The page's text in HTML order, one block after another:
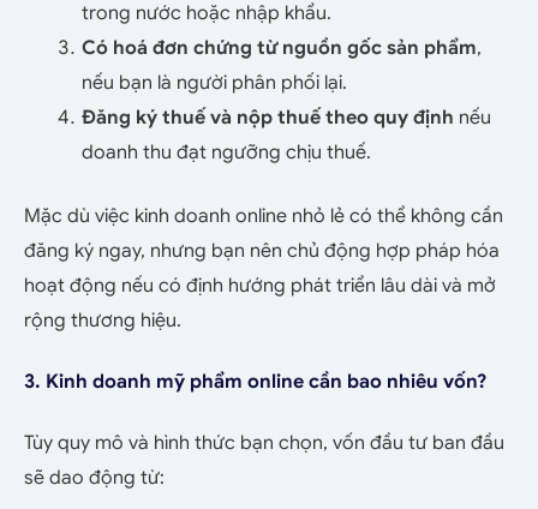
trong nước hoặc nhập khẩu.
Có hoá đơn chứng từ nguồn gốc sản phẩm,
nếu bạn là người phân phối lại.
Đăng ký thuế và nộp thuế theo quy định nếu
doanh thu đạt ngưỡng chịu thuế.
Mặc dù việc kinh doanh online nhỏ lẻ có thể không cần
đăng ký ngay, nhưng bạn nên chủ động hợp pháp hóa
hoạt động nếu có định hướng phát triển lâu dài và mở
rộng thương hiệu.
3. Kinh doanh mỹ phẩm online cần bao nhiêu vốn?
Tùy quy mô và hình thức bạn chọn, vốn đầu tư ban đầu
sẽ dao động từ: